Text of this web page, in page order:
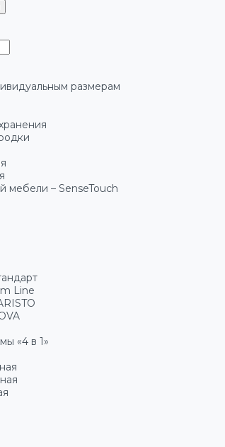
размерам
мебели – SenseTouch
Line
«4 в 1»